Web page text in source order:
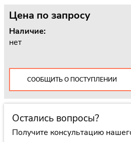
Цена по запросу
Наличие:
нет
СООБЩИТЬ О ПОСТУПЛЕНИИ
Остались вопросы?
Получите консультацию